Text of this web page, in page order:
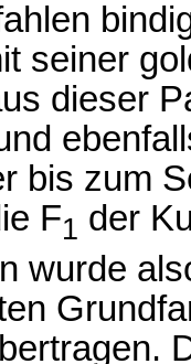
seiner
dieser
bis zum
F1 der
wurde